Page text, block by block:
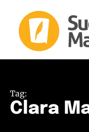
Tag:
Clara